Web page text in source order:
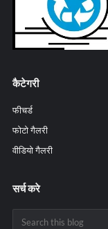
कैटेगरी
फीचर्ड
फोटो गैलरी
वीडियो गैलरी
सर्च करे